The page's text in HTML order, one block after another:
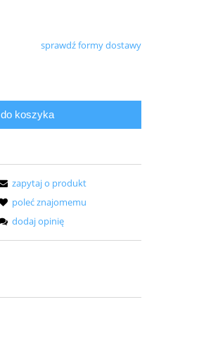
sprawdź formy dostawy
do koszyka
zapytaj o produkt
poleć znajomemu
dodaj opinię